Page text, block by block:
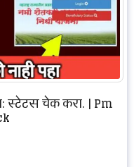
स्टेटस चेक करा. | Pm